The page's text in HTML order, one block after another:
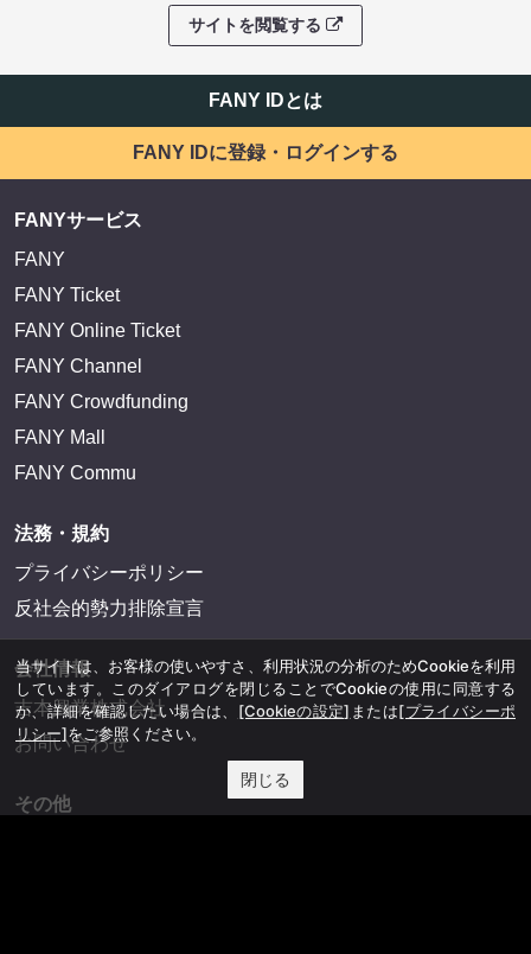
サイトを閲覧する
FANY IDとは
FANY IDに登録・ログインする
FANYサービス
FANY
FANY Ticket
FANY Online Ticket
FANY Channel
FANY Crowdfunding
FANY Mall
FANY Commu
法務・規約
プライバシーポリシー
反社会的勢力排除宣言
会社情報
吉本興業株式会社
お問い合わせ
その他
当サイトは、お客様の使いやすさ、利用状況の分析のためCookieを利用
しています。このダイアログを閉じることでCookieの使用に同意する
か、詳細を確認したい場合は、 [Cookieの設定] または[プライバシーポ
リシー]をご参照ください。
閉じる